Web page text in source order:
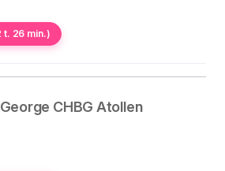
t. 26 min.)
CHBG Atollen